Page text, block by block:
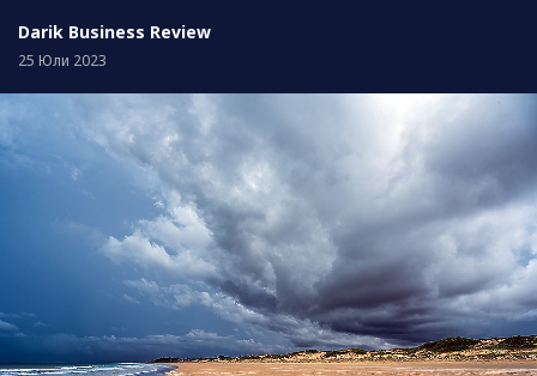
Darik Business Review
25 Юли 2023